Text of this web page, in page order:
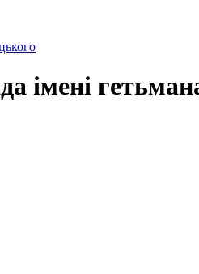
імені